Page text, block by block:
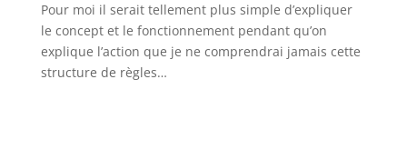
Pour moi il serait tellement plus simple d’expliquer
le concept et le fonctionnement pendant qu’on
explique l’action que je ne comprendrai jamais cette
structure de règles…